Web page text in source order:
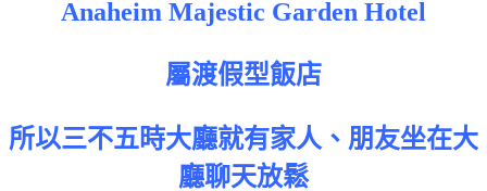
Anaheim Majestic Garden Hotel
屬渡假型飯店
所以三不五時大廳就有家人、朋友坐在大
廳聊天放鬆